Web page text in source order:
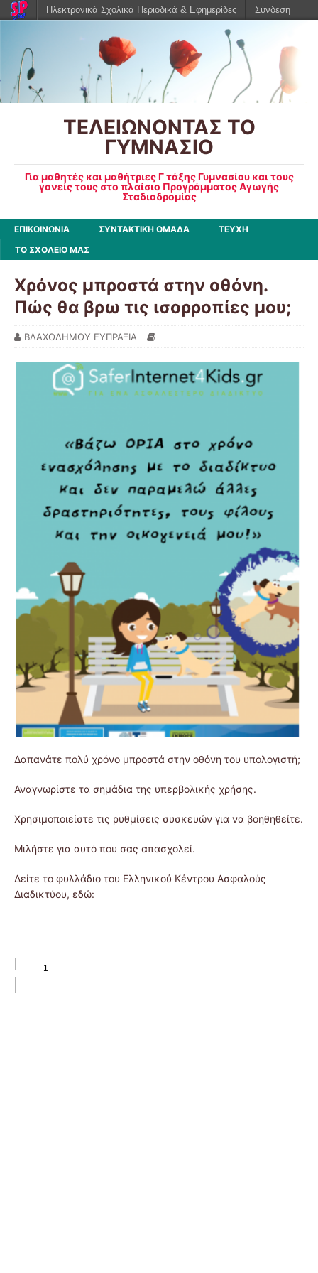
ΤΕΛΕΙΩΝΟΝΤΑΣ ΤΟ
ΓΥΜΝΑΣΙΟ
Για μαθητές και μαθήτριες Γ τάξης Γυμνασίου και τους
γονείς τους στο πλαίσιο Προγράμματος Αγωγής
Σταδιοδρομίας
ΕΠΙΚΟΙΝΩΝΙΑ ΣΥΝΤΑΚΤΙΚΗ ΟΜΑΔΑ
ΤΕΥΧΗ
ΤΟ ΣΧΟΛΕΙΟ ΜΑΣ
Χρόνος μπροστά στην οθόνη.
Πώς θα βρω τις ισορροπίες μου;
ΒΛΑΧΟΔΗΜΟΥ ΕΥΠΡΑΞΙΑ
Δαπανάτε πολύ χρόνο μπροστά στην οθόνη του υπολογιστή;
Αναγνωρίστε τα σημάδια της υπερβολικής χρήσης.
Χρησιμοποιείστε τις ρυθμίσεις συσκευών για να βοηθηθείτε.
Μιλήστε για αυτό που σας απασχολεί.
Δείτε το φυλλάδιο του Ελληνικού Κέντρου Ασφαλούς
Διαδικτύου, εδώ:
Ηλεκτρονικά Σχολικά Περιοδικά & Εφημερίδες Σύνδεση